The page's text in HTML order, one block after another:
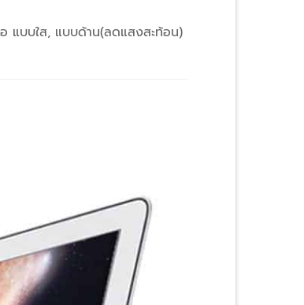
แบบใส, แบบด้าน(ลดแสงสะท้อน)